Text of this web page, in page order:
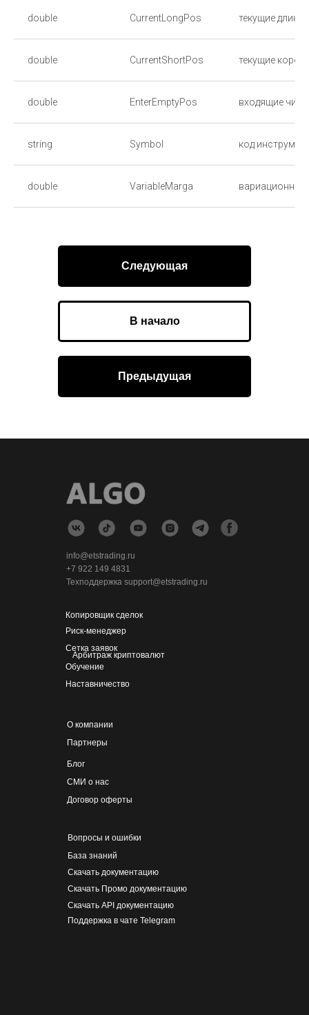
double CurrentLongPos текущие
double CurrentShortPos текущие
double EnterEmptyPos входящие
string Symbol код
double VariableMarga
Предыдущая
В начало
Следующая
Копировщик сделок
О компании
Договор оферты
Скачать документацию
Скачать Промо документацию
Скачать API документацию
Поддержка в чате Telegram
Партнеры
Блог
СМИ о нас
Вопросы и ошибки
База знаний
Риск-менеджер
Сетка заявок
Арбитраж криптовалют
Обучение
Наставничество
info@etstrading.ru
+7 922 149 4831
Техподдержка support@etstrading.ru